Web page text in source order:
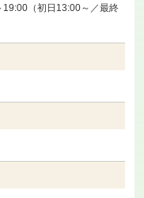
（初日13:00～／最終